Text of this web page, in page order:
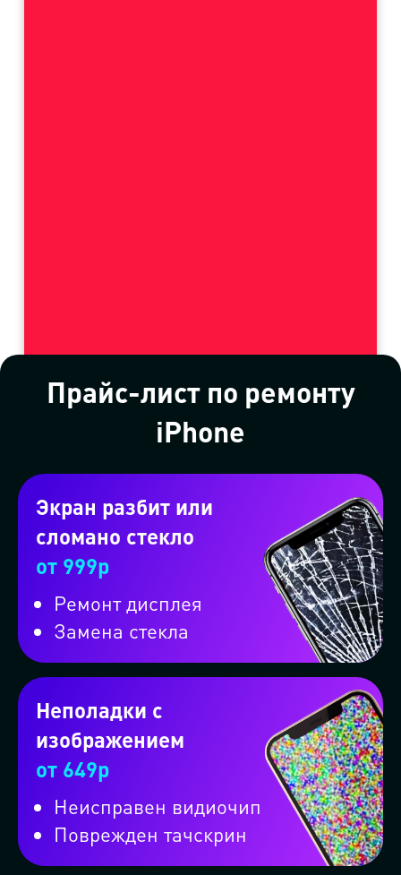
Прайс-лист по ремонту
iPhone
Экран разбит или
сломано стекло
от 999р
Ремонт дисплея
Замена стекла
Неполадки с
изображением
от 649р
Неисправен видиочип
Поврежден тачскрин